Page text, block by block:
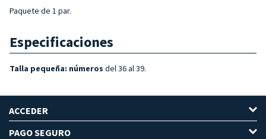
Paquete de 1 par.
Especificaciones
Talla pequeña: números del 36 al 39.
ACCEDER
PAGO SEGURO